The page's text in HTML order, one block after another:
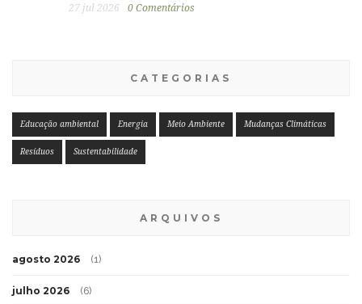
27 jul 2026 0 Comentários
CATEGORIAS
Educação ambiental Energia Meio Ambiente Mudanças Climáticas
Resíduos Sustentabilidade
ARQUIVOS
agosto 2026 (1)
julho 2026 (6)